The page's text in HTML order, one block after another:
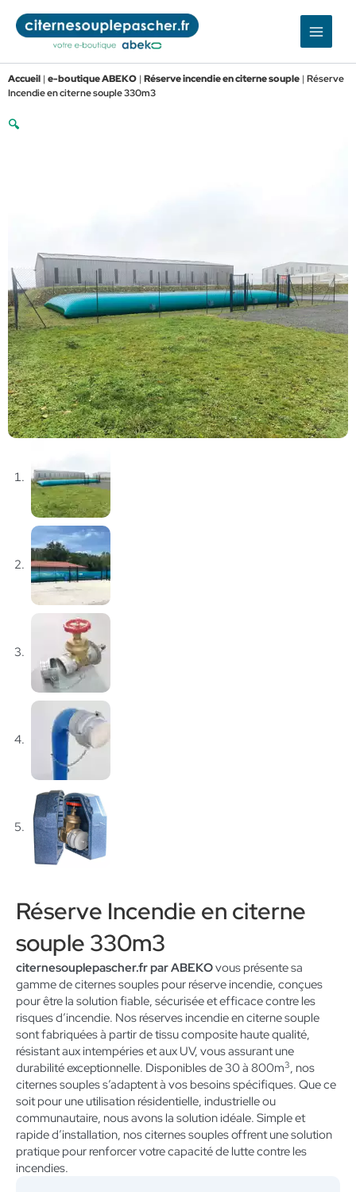
contenu
Accueil | e-boutique ABEKO | Réserve incendie en citerne souple | Réserve
Incendie en citerne souple 330m3
🔍
Réserve Incendie en citerne
souple 330m3
citernesouplepascher.fr par ABEKOvous présente sa
gamme de citernes souples pour réserve incendie, conçues
pour être la solution fiable, sécurisée et efficace contre les
risques d’incendie. Nos réserves incendie en citerne souple
sont fabriquées à partir de tissu composite haute qualité,
résistant aux intempéries et aux UV, vous assurant une
durabilité exceptionnelle. Disponibles de 30 à 800m3, nos
citernes souples s’adaptent à vos besoins spécifiques. Que ce
soit pour une utilisation résidentielle, industrielle ou
communautaire, nous avons la solution idéale. Simple et
rapide d’installation, nos citernes souples offrent une solution
pratique pour renforcer votre capacité de lutte contre les
incendies.